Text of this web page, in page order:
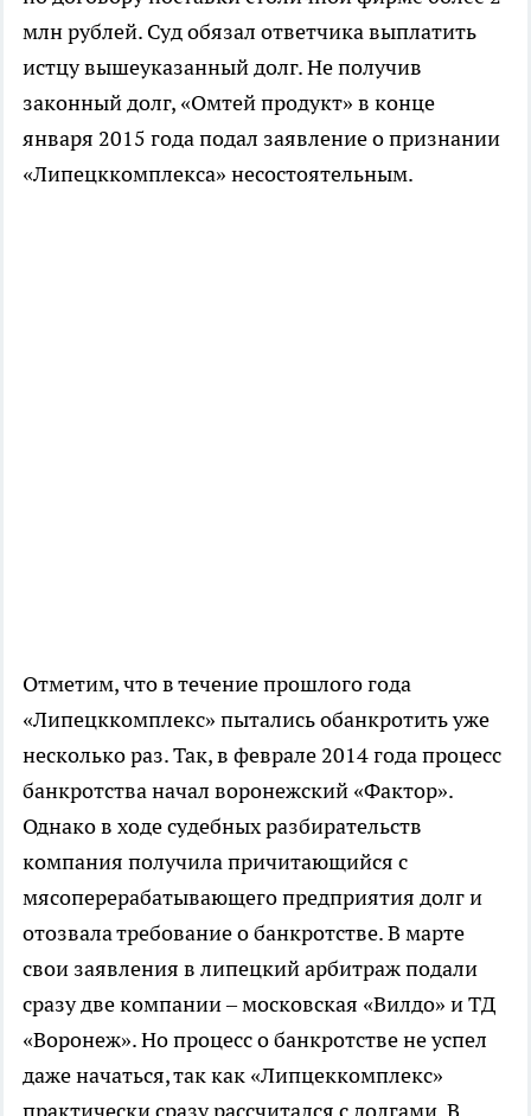
млн рублей. Суд обязал ответчика выплатить
истцу вышеуказанный долг. Не получив
законный долг, «Омтей продукт» в конце
января 2015 года подал заявление о признании
«Липецккомплекса» несостоятельным.
Отметим, что в течение прошлого года
«Липецккомплекс» пытались обанкротить уже
несколько раз. Так, в феврале 2014 года процесс
банкротства начал воронежский «Фактор».
Однако в ходе судебных разбирательств
компания получила причитающийся с
мясоперерабатывающего предприятия долг и
отозвала требование о банкротстве. В марте
свои заявления в липецкий арбитраж подали
сразу две компании – московская «Вилдо» и ТД
«Воронеж». Но процесс о банкротстве не успел
даже начаться, так как «Липцеккомплекс»
практически сразу рассчитался с долгами. В